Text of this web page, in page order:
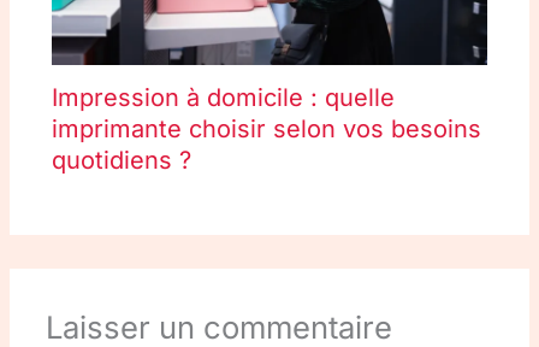
Impression à domicile : quelle
imprimante choisir selon vos besoins
quotidiens ?
Laisser un commentaire